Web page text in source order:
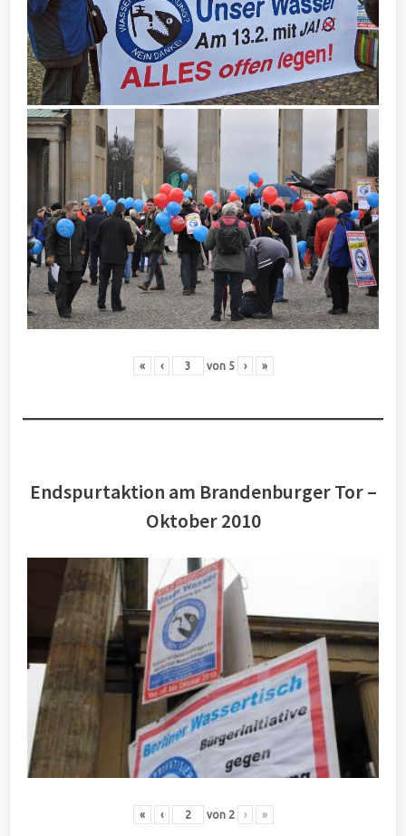
« ‹ von 5 › »
Endspurtaktion am Brandenburger Tor –
Oktober 2010
« ‹ von 2 › »